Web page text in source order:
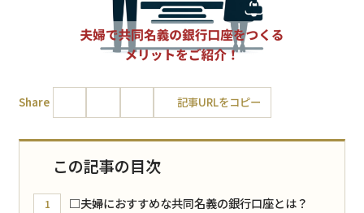
Share 記事URLをコピー
この記事の目次
1 □夫婦におすすめな共同名義の銀行口座とは？